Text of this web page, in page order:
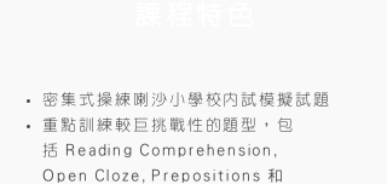
密集式操練喇沙小學校內試模擬試題
重點訓練較巨挑戰性的題型，包
括
Reading Comprehension,
Open
Cloze, Prepositions 和